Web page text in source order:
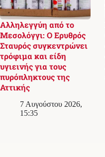
Αλληλεγγύη από το
Μεσολόγγι: Ο Ερυθρός
Σταυρός συγκεντρώνει
τρόφιμα και είδη
υγιεινής για τους
πυρόπληκτους της
Αττικής
7 Αυγούστου 2026,
15:35